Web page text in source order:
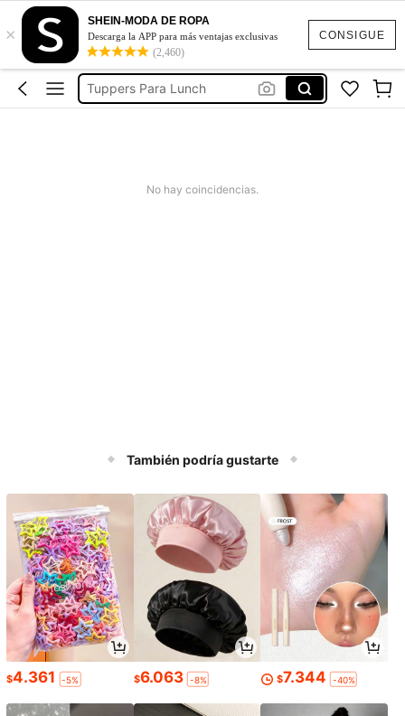
CONSIGUE
×
SHEIN-MODA DE ROPA
Descarga la APP para más ventajas exclusivas
(2,460)
Loncheras Termicas Para Comida
Lonchera
Loncheras De Niña
Tuppers Para Lunch
No hay coincidencias.
También podría gustarte
$4.361 -5% $6.063 -8% $7.344 -40%